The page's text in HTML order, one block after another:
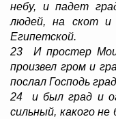
небу, и падет
людей, на скот и
Египетской.
23 И простер
произвел гром и
послал Господь
24 и был град и
сильный, какого не